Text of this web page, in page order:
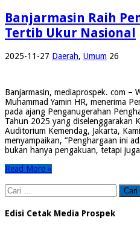
Banjarmasin Raih
Tertib Ukur Nasional
2025-11-27 Daerah, Umum 26
Banjarmasin, mediaprospek. com –
Muhammad Yamin HR, menerima
pada ajang Penganugerahan
Tahun 2025 yang diselenggarakan
Auditorium Kemendag, Jakarta,
menyampaikan, “Penghargaan ini
bukan hanya pengakuan, tetapi
Read More »
Cari
untuk:
Edisi Cetak Media Prospek